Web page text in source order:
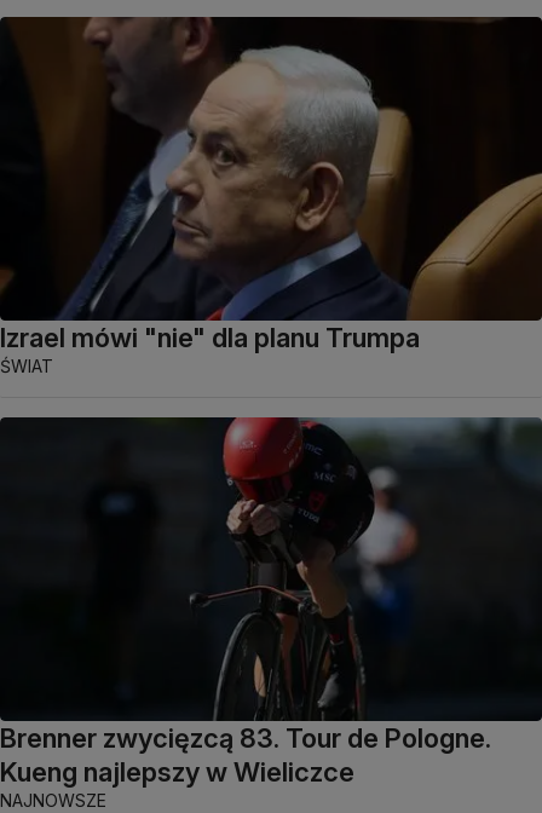
Izrael mówi "nie" dla planu Trumpa
ŚWIAT
Brenner zwycięzcą 83. Tour de Pologne.
Kueng najlepszy w Wieliczce
NAJNOWSZE